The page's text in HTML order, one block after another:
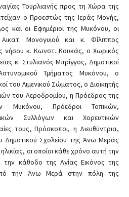
Τουρλιανής προς τη Χώρα της
ο Προεστώς της Ιεράς Μονής,
και οι Εφημέριοι της Μυκόνου, οι
Μονογυιού και κ. Φίλιππος
κ. Κωνστ. Κουκάς, ο Χωρικός
κ. Στυλιανός Μπρίγγος, Δημοτικοί
Τμήματος Μυκόνου, ο
του Λιμενικού Σώματος, ο Διοικητής
του Αεροδρομίου, η Πρόεδρος της
Μυκόνου, Πρόεδροι Τοπικών,
Συλλόγων και Χορευτικών
τους, Πρόσκοποι, η Διευθύντρια,
Δημοτικού Σχολείου της Άνω Μεράς
οι οποίοι κάθε χρόνο αυτή την
την κάθοδο της Αγίας Εικόνος της
την Άνω Μερά στην πόλη της